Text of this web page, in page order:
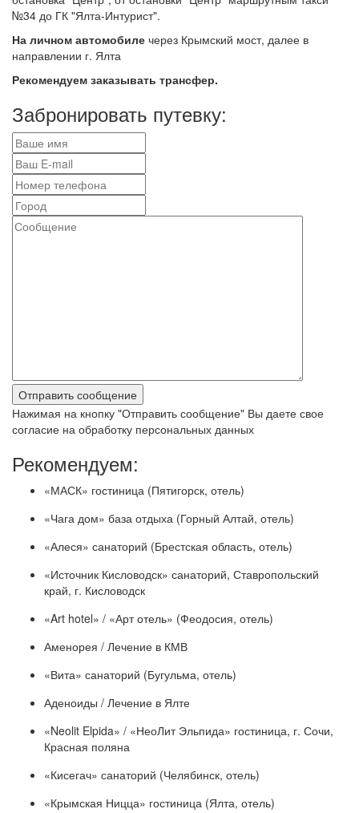
№34 до ГК "Ялта-Интурист".
На личном автомобиле через Крымский мост, далее в
направлении г. Ялта
Рекомендуем заказывать трансфер.
Забронировать путевку:
Нажимая на кнопку "Отправить сообщение" Вы даете свое
согласие на обработку персональных данных
Рекомендуем:
«МАСК» гостиница (Пятигорск, отель)
«Чага дом» база отдыха (Горный Алтай, отель)
«Алеся» санаторий (Брестская область, отель)
«Источник Кисловодск» санаторий, Ставропольский
край, г. Кисловодск
«Art hotel» / «Арт отель» (Феодосия, отель)
Аменорея / Лечение в КМВ
«Вита» санаторий (Бугульма, отель)
Аденоиды / Лечение в Ялте
«Neolit Elpida» / «НеоЛит Эльпида» гостиница, г. Сочи,
Красная поляна
«Кисегач» санаторий (Челябинск, отель)
«Крымская Ницца» гостиница (Ялта, отель)